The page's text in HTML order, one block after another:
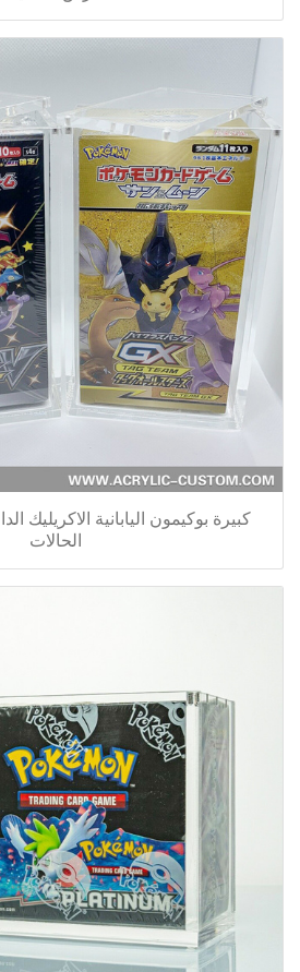
كبيرة بوكيمون اليابانية الاكريليك
الحالات